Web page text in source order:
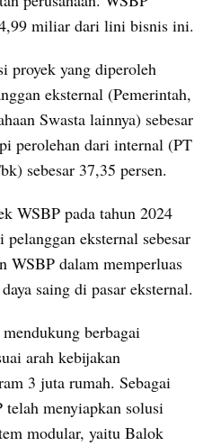
miliar dari lini bisnis ini.
proyek yang diperoleh
eksternal (Pemerintah,
Swasta lainnya) sebesar
perolehan dari internal (PT
sebesar 37,35 persen.
WSBP pada tahun 2024
eksternal sebesar
WSBP dalam memperluas
saing di pasar eksternal.
berbagai
arah kebijakan
3 juta rumah. Sebagai
menyiapkan solusi
modular, yaitu Balok